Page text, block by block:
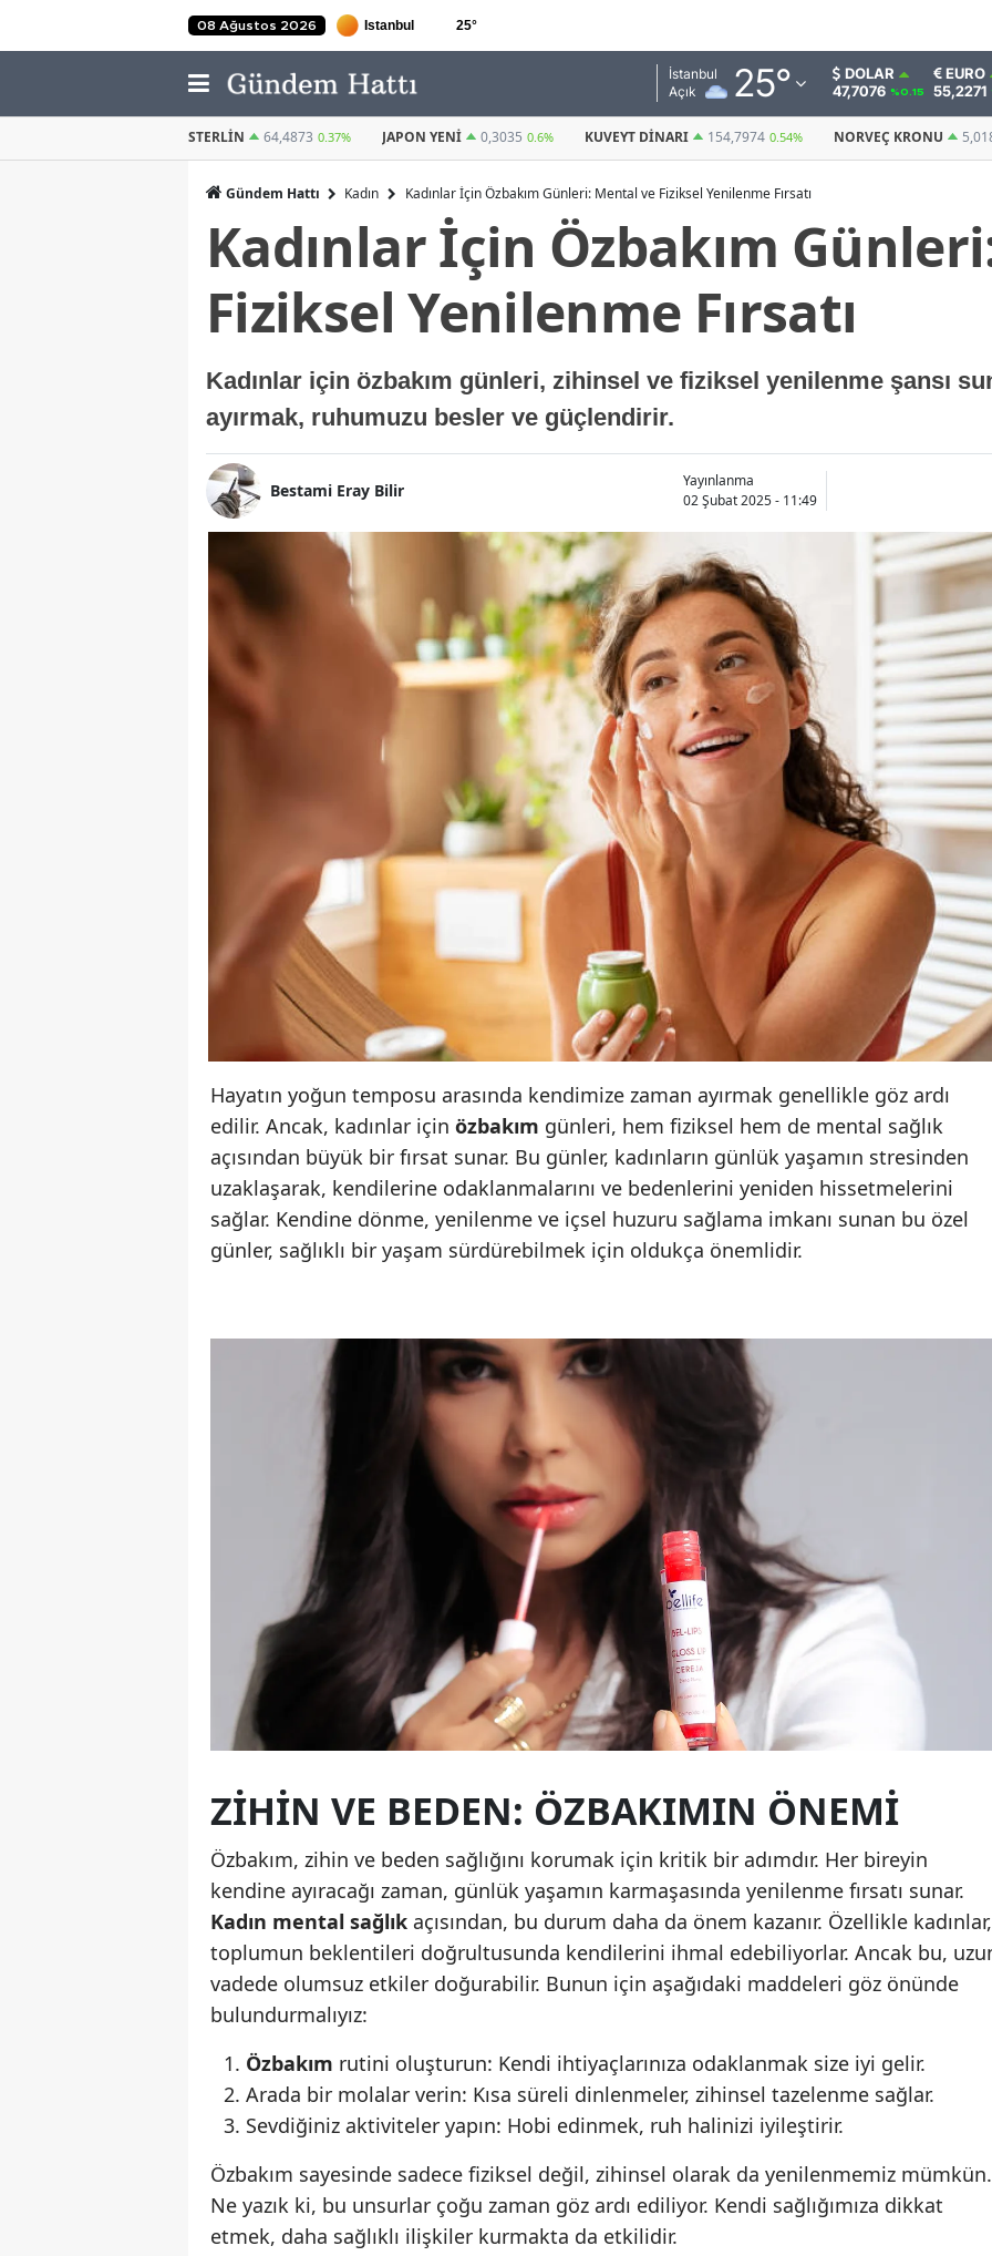
08 Ağustos 2026 25°
İstanbul
Açık
25°
Adana
Adıyaman
Afyonkarahisar
Ağrı
Amasya
Ankara
Antalya
Artvin
Balıkesir
Bingöl
Bolu
Burdur
Bursa
Çanakkale
Çankırı
Çorum
Denizli
Diyarbakır
Edirne
Elazığ
Erzincan
Erzurum
Eskişehir
Gaziantep
Gümüşhane
Isparta
Mersin
İstanbul
İzmir
Kars
Kastamonu
Kayseri
Kocaeli
Konya
Kütahya
Manisa
Muğla
DOLAR
47,7076 %0.15
EURO
55,2271
JAPON YENI 0,3035 0.6% KUVEYT DINARI 154,7974 0.54% NORVEÇ KRONU 5,0187 0.55% BITCOIN(USDT)
Gündem Hattı Kadın Kadınlar İçin Özbakım Günleri: Mental ve Fiziksel Yenilenme Fırsatı
Kadınlar İçin Özbakım
Fiziksel Yenilenme Fırsatı
Kadınlar için özbakım günleri, zihinsel ve fiziksel yenilenme şansı
ayırmak, ruhumuzu besler ve güçlendirir.
Bestami Eray Bilir
Yayınlanma
02 Şubat 2025 - 11:49
Hayatın yoğun temposu arasında kendimize zaman ayırmak genellikle göz ardı
edilir. Ancak, kadınlar için özbakım günleri, hem fiziksel hem de mental sağlık
açısından büyük bir fırsat sunar. Bu günler, kadınların günlük yaşamın stresinden
uzaklaşarak, kendilerine odaklanmalarını ve bedenlerini yeniden hissetmelerini
sağlar. Kendine dönme, yenilenme ve içsel huzuru sağlama imkanı sunan bu özel
günler, sağlıklı bir yaşam sürdürebilmek için oldukça önemlidir.
ZIHIN VE BEDEN: ÖZBAKIMIN ÖNEMI
Özbakım, zihin ve beden sağlığını korumak için kritik bir adımdır. Her bireyin
kendine ayıracağı zaman, günlük yaşamın karmaşasında yenilenme fırsatı sunar.
Kadın mental sağlık açısından, bu durum daha da önem kazanır. Özellikle kadınlar,
toplumun beklentileri doğrultusunda kendilerini ihmal edebiliyorlar. Ancak bu,
vadede olumsuz etkiler doğurabilir. Bunun için aşağıdaki maddeleri göz önünde
bulundurmalıyız:
Özbakım rutini oluşturun: Kendi ihtiyaçlarınıza odaklanmak size iyi gelir.
Arada bir molalar verin: Kısa süreli dinlenmeler, zihinsel tazelenme sağlar.
Sevdiğiniz aktiviteler yapın: Hobi edinmek, ruh halinizi iyileştirir.
Özbakım sayesinde sadece fiziksel değil, zihinsel olarak da yenilenmemiz mümkün.
Ne yazık ki, bu unsurlar çoğu zaman göz ardı ediliyor. Kendi sağlığımıza dikkat
etmek, daha sağlıklı ilişkiler kurmakta da etkilidir.